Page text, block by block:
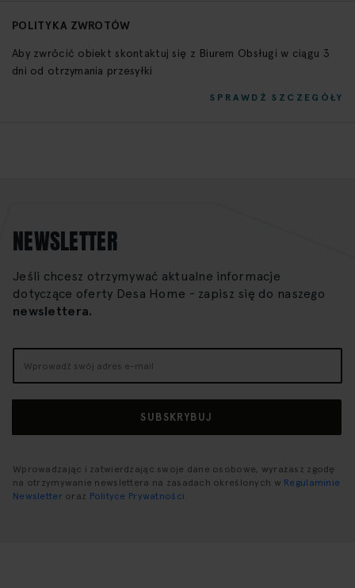
POLITYKA ZWROTÓW
Aby zwrócić obiekt skontaktuj się z Biurem Obsługi w ciągu 3
dni od otrzymania przesyłki
SPRAWDŹ SZCZEGÓŁY
NEWSLETTER
Jeśli chcesz otrzymywać aktualne informacje
dotyczące oferty Desa Home - zapisz się do naszego
newslettera.
nasz
SUBSKRYBUJ
Wprowadzając i zatwierdzając swoje dane osobowe, wyrażasz zgodę
na otrzymywanie newslettera na zasadach określonych w Regulaminie
Newsletter oraz Polityce Prywatności.